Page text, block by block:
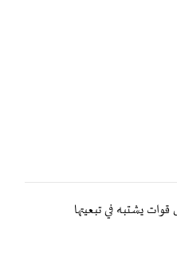
يشتبه في تبعيتها